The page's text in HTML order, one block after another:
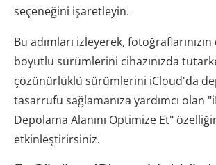
seçeneğini işaretleyin.
Bu adımları izleyerek,
boyutlu sürümlerini cihazınızda
çözünürlüklü sürümlerini iCloud'da
tasarrufu sağlamanıza yardımcı olan
Depolama Alanını Optimize Et"
etkinleştirirsiniz.